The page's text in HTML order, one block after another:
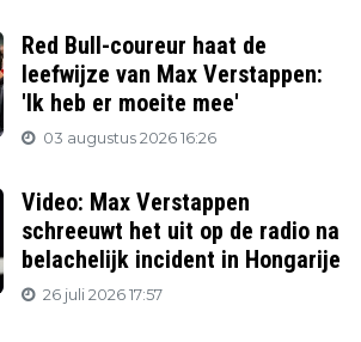
Red Bull-coureur haat de
leefwijze van Max Verstappen:
'Ik heb er moeite mee'
03 augustus 2026 16:26
Video: Max Verstappen
schreeuwt het uit op de radio na
belachelijk incident in Hongarije
26 juli 2026 17:57